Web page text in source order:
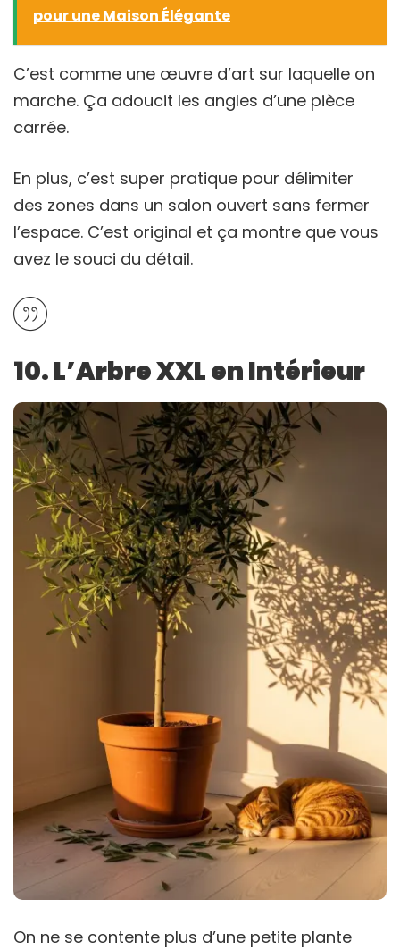
pour une Maison Élégante
C’est comme une œuvre d’art sur laquelle on
marche. Ça adoucit les angles d’une pièce
carrée.
En plus, c’est super pratique pour délimiter
des zones dans un salon ouvert sans fermer
l’espace. C’est original et ça montre que vous
avez le souci du détail.
10. L’Arbre XXL en Intérieur
On ne se contente plus d’une petite plante